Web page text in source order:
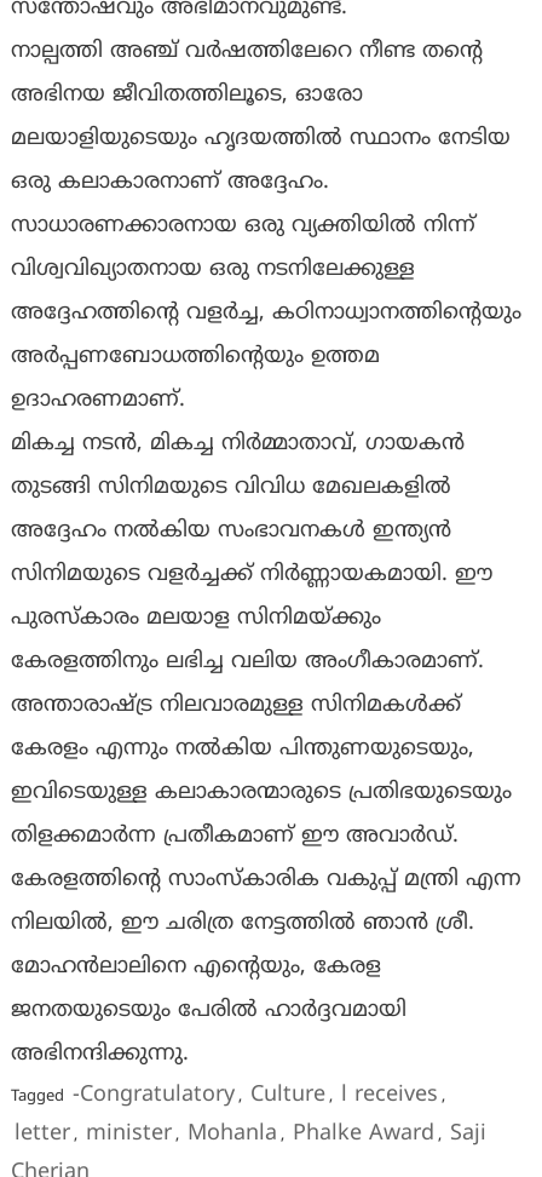
സന്തോഷവും അഭിമാനവുമുണ്ട്.
നാല്പത്തി അഞ്ച് വർഷത്തിലേറെ നീണ്ട തൻ്റെ
അഭിനയ ജീവിതത്തിലൂടെ, ഓരോ
മലയാളിയുടെയും ഹൃദയത്തിൽ സ്ഥാനം നേടിയ
ഒരു കലാകാരനാണ് അദ്ദേഹം.
സാധാരണക്കാരനായ ഒരു വ്യക്തിയിൽ നിന്ന്
വിശ്വവിഖ്യാതനായ ഒരു നടനിലേക്കുള്ള
അദ്ദേഹത്തിൻ്റെ വളർച്ച, കഠിനാധ്വാനത്തിൻ്റെയും
അർപ്പണബോധത്തിൻ്റെയും ഉത്തമ
ഉദാഹരണമാണ്.
മികച്ച നടൻ, മികച്ച നിർമ്മാതാവ്, ഗായകൻ
തുടങ്ങി സിനിമയുടെ വിവിധ മേഖലകളിൽ
അദ്ദേഹം നൽകിയ സംഭാവനകൾ ഇന്ത്യൻ
സിനിമയുടെ വളർച്ചക്ക് നിർണ്ണായകമായി. ഈ
പുരസ്‌കാരം മലയാള സിനിമയ്ക്കും
കേരളത്തിനും ലഭിച്ച വലിയ അംഗീകാരമാണ്.
അന്താരാഷ്ട്ര നിലവാരമുള്ള സിനിമകൾക്ക്
കേരളം എന്നും നൽകിയ പിന്തുണയുടെയും,
ഇവിടെയുള്ള കലാകാരന്മാരുടെ പ്രതിഭയുടെയും
തിളക്കമാർന്ന പ്രതീകമാണ് ഈ അവാർഡ്.
കേരളത്തിൻ്റെ സാംസ്‌കാരിക വകുപ്പ് മന്ത്രി എന്ന
നിലയിൽ, ഈ ചരിത്ര നേട്ടത്തിൽ ഞാൻ ശ്രീ.
മോഹൻലാലിനെ എൻ്റെയും, കേരള
ജനതയുടെയും പേരിൽ ഹാർദ്ദവമായി
അഭിനന്ദിക്കുന്നു.
Tagged -Congratulatory, Culture, l receives ,
letter, minister, Mohanla , Phalke Award , Saji